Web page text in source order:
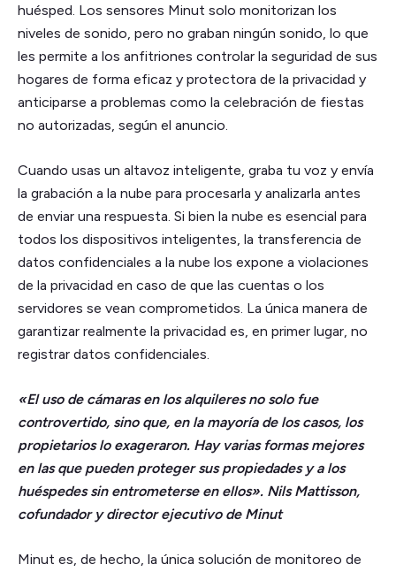
huésped. Los sensores Minut solo monitorizan los
niveles de sonido, pero no graban ningún sonido, lo que
les permite a los anfitriones controlar la seguridad de sus
hogares de forma eficaz y protectora de la privacidad y
anticiparse a problemas como la celebración de fiestas
no autorizadas, según el anuncio.
Cuando usas un altavoz inteligente, graba tu voz y envía
la grabación a la nube para procesarla y analizarla antes
de enviar una respuesta. Si bien la nube es esencial para
todos los dispositivos inteligentes, la transferencia de
datos confidenciales a la nube los expone a violaciones
de la privacidad en caso de que las cuentas o los
servidores se vean comprometidos. La única manera de
garantizar realmente la privacidad es, en primer lugar, no
registrar datos confidenciales.
«El uso de cámaras en los alquileres no solo fue
controvertido, sino que, en la mayoría de los casos, los
propietarios lo exageraron. Hay varias formas mejores
en las que pueden proteger sus propiedades y a los
huéspedes sin entrometerse en ellos». Nils Mattisson,
cofundador y director ejecutivo de Minut
Minut es, de hecho, la única solución de monitoreo de